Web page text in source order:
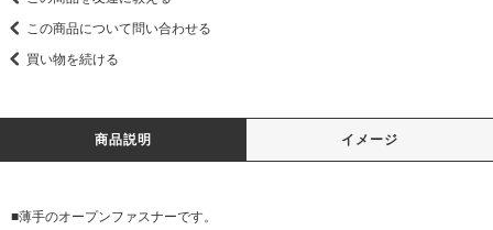
この商品について問い合わせる
買い物を続ける
商品説明 イメージ
■薄手のオープンファスナーです。